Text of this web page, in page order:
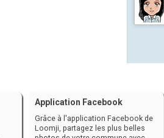
Application Facebook
Grâce à l'application Facebook de
Loomji, partagez les plus belles